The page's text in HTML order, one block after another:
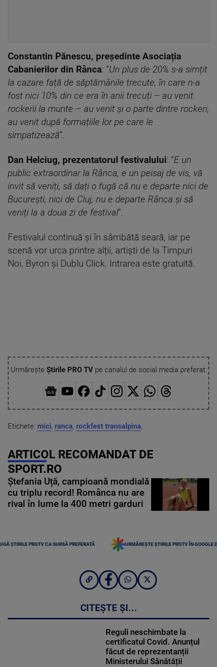
Constantin Pănescu, președinte Asociația
Cabanierilor din Rânca: ”Un plus de 20% s-a simțit
la cazare față de săptămânile trecute, în care n-a
fost nici 10% din ce era în anii trecuți – au venit
rockerii la munte – au venit și o parte dintre rockeri,
au venit după formațiile lor pe care le
simpatizează”.
Dan Helciug, prezentatorul festivalului: ”E un
public extraordinar la Rânca, e un peisaj de vis, vă
invit să veniți, să dați o fugă că nu e departe nici de
București, nici de Cluj, nu e departe Rânca și să
veniți la a doua zi de festival”.
Festivalul continuă și în sâmbătă seară, iar pe
scenă vor urca printre alții, artiști de la Timpuri
Noi, Byron și Dublu Click. Intrarea este gratuită.
Urmărește Știrile PRO TVpe canalul de social media preferat:
Etichete: mici, ranca, rockfest transalpina,
ARTICOL RECOMANDAT DE
SPORT.RO
Ștefania Uță, campioană mondială
cu triplu record! Românca nu are
rival în lume la 400 metri garduri
ȘTIRILE PROTV CA SURSĂ PREFERATĂ URMĂREȘTE ȘTIRILE PROTV ÎN GOOGLE
CITEȘTE ȘI...
Reguli neschimbate la
certificatul Covid. Anunțul
făcut de reprezentanții
Ministerului Sănătății